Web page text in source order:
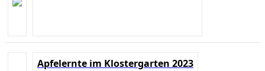
Apfelernte im Klostergarten 2023